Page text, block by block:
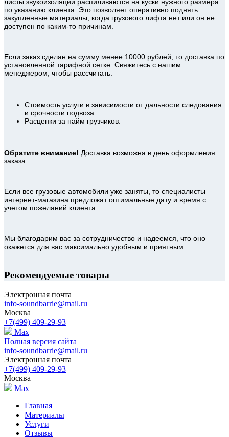
по указанию клиента. Это позволяет оперативно поднять
закупленные материалы, когда грузового лифта нет или он не
доступен по каким-то причинам.
Если заказ сделан на сумму менее 10000 рублей, то доставка по
установленной тарифной сетке. Свяжитесь с нашим
менеджером, чтобы рассчитать:
Стоимость услуги в зависимости от дальности следования
и срочности подвоза.
Расценки за найм грузчиков.
Обратите внимание! Доставка возможна в день оформления
заказа.
Если все грузовые автомобили уже заняты, то специалисты
интернет-магазина предложат оптимальные дату и время с
учетом пожеланий клиента.
Мы благодарим вас за сотрудничество и надеемся, что оно
окажется для вас максимально удобным и приятным.
Рекомендуемые товары
Электронная почта
info-soundbarrie@mail.ru
Москва
+7(499) 409-29-93
Max
Полная версия сайта
info-soundbarrie@mail.ru
Электронная почта
+7(499) 409-29-93
Москва
Max
Главная
Материалы
Услуги
Отзывы